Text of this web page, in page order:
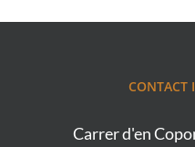
CONTACT
Carrer d'en